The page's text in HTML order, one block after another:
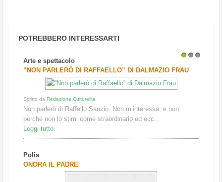
POTREBBERO INTERESSARTI
Arte e spettacolo
“NON PARLERÒ DI RAFFAELLO” DI DALMAZIO FRAU
Scritto da Redazione Culturelite
Non parlerò di Raffello Sanzio. Non m’interessa, e non
perché non lo stimi come straordinario ed ecc...
Leggi tutto
Polis
ONORA IL PADRE